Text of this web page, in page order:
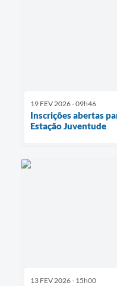
19 FEV 2026 - 09h46
Inscrições abertas
Estação Juventude
13 FEV 2026 - 15h00